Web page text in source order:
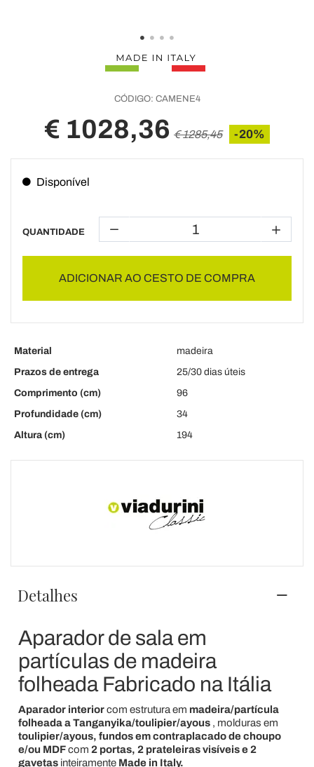
CÓDIGO: CAMENE4
€ 1028,36 € 1285,45 -20%
Disponível
QUANTIDADE
ADICIONAR AO CESTO DE COMPRA
Material
madeira
Prazos de entrega
25/30 dias úteis
Comprimento (cm)
96
Profundidade (cm)
34
Altura (cm)
194
Detalhes
Aparador de sala em
partículas de madeira
folheada Fabricado na Itália
Aparador interiorcom estrutura em madeira/partícula
folheada a Tanganyika/toulipier/ayous, molduras em
toulipier/ayous, fundos em contraplacado de choupo
e/ou MDF com 2 portas, 2 prateleiras visíveis e 2
gavetasinteiramente Made in Italy.